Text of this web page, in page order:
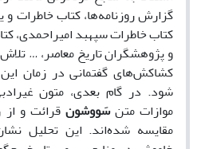
گزارش روزنامه‌ها، کتاب خاطرات
کتاب خاطرات سپهبد امیراحمدی،
و پژوهشگران تاریخ معاصر، …
کشاکش‌های گفتمانی در زمان
شود. در گام بعدی، متون
موازات متنسَووشون قرائت و از
مقایسه شده‌اند. این تحلیل